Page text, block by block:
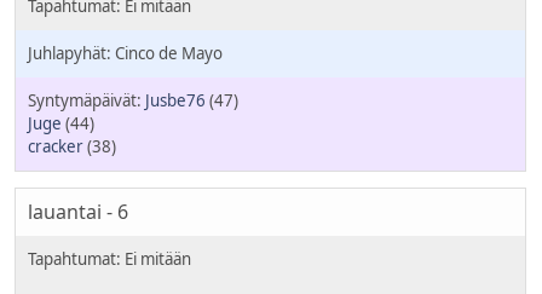
Cinco de Mayo
Jusbe76 (47)
Juge (44)
cracker(38)
lauantai - 6